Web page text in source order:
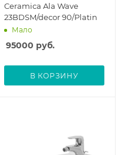
Ceramica Ala Wave
23BDSM/decor 90/Platin
Мало
95000 руб.
В КОРЗИНУ